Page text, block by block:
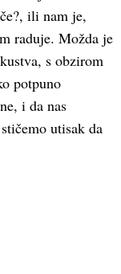
ili nam je,
raduje. Možda je
s obzirom
potpuno
i da nas
utisak da